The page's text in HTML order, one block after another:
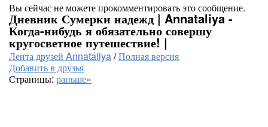
Вы сейчас не можете прокомментировать это сообщение.
Дневник Сумерки надежд | Annataliya -
Когда-нибудь я обязательно совершу
кругосветное путешествие! |
Лента друзей Annataliya/Полная версия
Добавить в друзья
Страницы: раньше»